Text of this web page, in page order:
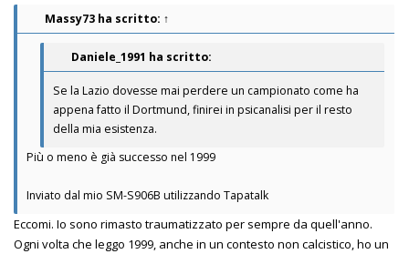
Massy73 ha scritto: ↑
Daniele_1991 ha scritto:
Se la Lazio dovesse mai perdere un campionato come ha
appena fatto il Dortmund, finirei in psicanalisi per il resto
della mia esistenza.
Più o meno è già successo nel 1999
Inviato dal mio SM-S906B utilizzando Tapatalk
Eccomi. Io sono rimasto traumatizzato per sempre da quell'anno.
Ogni volta che leggo 1999, anche in un contesto non calcistico, ho un